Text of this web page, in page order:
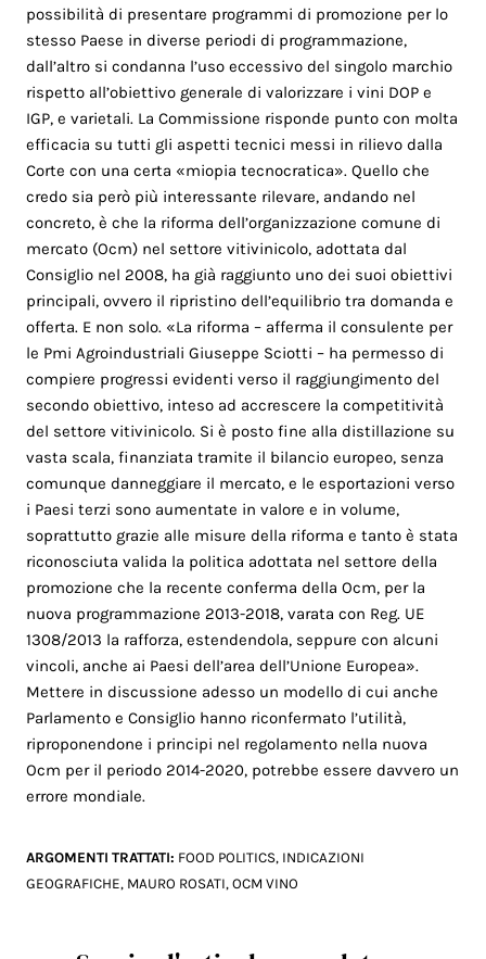
possibilità di presentare programmi di promozione per lo
stesso Paese in diverse periodi di programmazione,
dall’altro si condanna l’uso eccessivo del singolo marchio
rispetto all’obiettivo generale di valorizzare i vini DOP e
IGP, e varietali. La Commissione risponde punto con molta
efficacia su tutti gli aspetti tecnici messi in rilievo dalla
Corte con una certa «miopia tecnocratica». Quello che
credo sia però più interessante rilevare, andando nel
concreto, è che la riforma dell’organizzazione comune di
mercato (Ocm) nel settore vitivinicolo, adottata dal
Consiglio nel 2008, ha già raggiunto uno dei suoi obiettivi
principali, ovvero il ripristino dell’equilibrio tra domanda e
offerta. E non solo. «La riforma – afferma il consulente per
le Pmi Agroindustriali Giuseppe Sciotti – ha permesso di
compiere progressi evidenti verso il raggiungimento del
secondo obiettivo, inteso ad accrescere la competitività
del settore vitivinicolo. Si è posto fine alla distillazione su
vasta scala, finanziata tramite il bilancio europeo, senza
comunque danneggiare il mercato, e le esportazioni verso
i Paesi terzi sono aumentate in valore e in volume,
soprattutto grazie alle misure della riforma e tanto è stata
riconosciuta valida la politica adottata nel settore della
promozione che la recente conferma della Ocm, per la
nuova programmazione 2013-2018, varata con Reg. UE
1308/2013 la rafforza, estendendola, seppure con alcuni
vincoli, anche ai Paesi dell’area dell’Unione Europea».
Mettere in discussione adesso un modello di cui anche
Parlamento e Consiglio hanno riconfermato l’utilità,
riproponendone i principi nel regolamento nella nuova
Ocm per il periodo 2014-2020, potrebbe essere davvero un
errore mondiale.
ARGOMENTI TRATTATI: FOOD POLITICS, INDICAZIONI
GEOGRAFICHE, MAURO ROSATI,OCM VINO